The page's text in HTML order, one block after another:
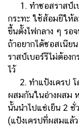
1. ทำซอสราสป์เ
กระทะ ใช้ส้อมยีให้ล
ขึ้นตั้งไฟกลาง ๆ รอ
ถ้าอยากได้ซอสเนีย
ราสป์เบอร์รีไม่ต้อง
ไว้
2. ทำแป้งเครป โ
ผสมกันในอ่างผสม
นั้นนำไปแช่เย็น 2 ชั่
(แป้งเครปที่ผสมแล้ว